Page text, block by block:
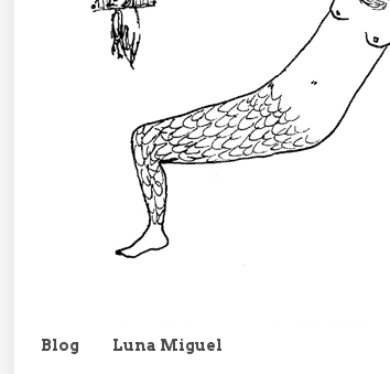
Blog Luna Miguel